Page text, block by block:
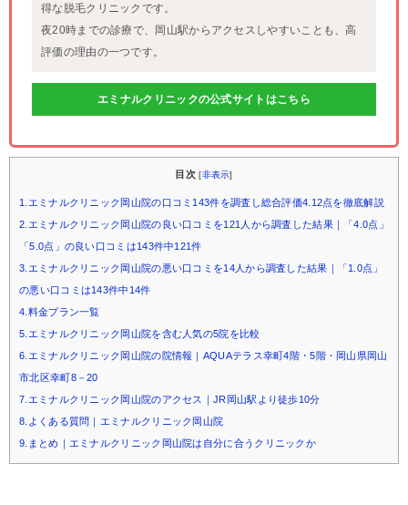
得な脱毛クリニックです。
夜20時までの診療で、岡山駅からアクセスしやすいことも、高
評価の理由の一つです。
エミナルクリニックの公式サイトはこちら
目次 [非表示]
1.エミナルクリニック岡山院の口コミ143件を調査し総合評価4.12点を徹底解説
2.エミナルクリニック岡山院の良い口コミを121人から調査した結果｜「4.0点」
「5.0点」の良い口コミは143件中121件
3.エミナルクリニック岡山院の悪い口コミを14人から調査した結果｜「1.0点」
の悪い口コミは143件中14件
4.料金プラン一覧
5.エミナルクリニック岡山院を含む人気の5院を比較
6.エミナルクリニック岡山院の院情報｜AQUAテラス幸町4階・5階・岡山県岡山
市北区幸町8－20
7.エミナルクリニック岡山院のアクセス｜JR岡山駅より徒歩10分
8.よくある質問｜エミナルクリニック岡山院
9.まとめ｜エミナルクリニック岡山院は自分に合うクリニックか